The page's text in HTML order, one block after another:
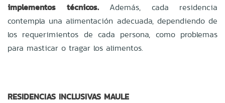
implementos técnicos.Además, cada residencia
contempla una alimentación adecuada, dependiendo de
los requerimientos de cada persona, como problemas
para masticar o tragar los alimentos.
RESIDENCIAS INCLUSIVAS MAULE